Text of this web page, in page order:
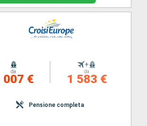
da
007 €
+
da
1 583 €
Pensione completa